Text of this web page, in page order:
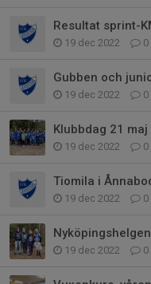
Resultat sprint-
19 dec 2022 0
Gubben och
19 dec 2022 0
Klubbdag 21 maj
19 dec 2022 0
Tiomila i
19 dec 2022 0
19 dec 2022 0